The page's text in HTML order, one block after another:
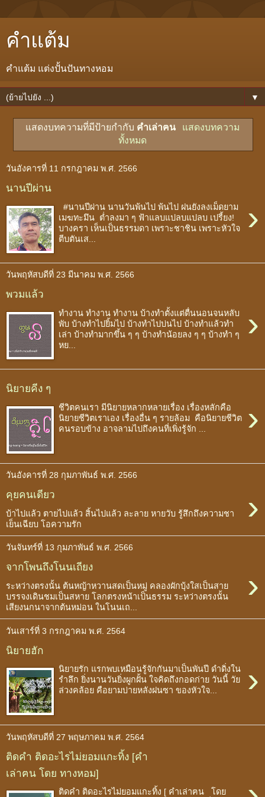
คำแต้ม
คำแต้ม แต่งปั้นปันทางหอม
▼
แสดงบทความที่มีป้ายกำกับ คำเล่าฅน
แสดงบทความ
ทั้งหมด
วันอังคารที่ 11 กรกฎาคม พ.ศ. 2566
นานปีผ่าน
›
#นานปีผ่าน นานวันพ้นไป พ้นไป ฝนยังลงเม็ดยาม
เมฆทะมึน ต่ำลงมา ๆ ฟ้าแลบแปลบแปลบ เปรี้ยง!
บางครา เห็นเป็นธรรมดา เพราะชาชิน เพราะหัวใจ
ตีบตันเส...
วันพฤหัสบดีที่ 23 มีนาคม พ.ศ. 2566
พวมแล้ว
›
ทำงาน ทำงาน ทำงาน บ้างทำตั้งแต่ตื่นนอนจนหลับ
พับ บ้างทำไปยิ้มไป บ้างทำไปบ่นไป บ้างทำแล้วทำ
เล่า บ้างทำมากขึ้น ๆ ๆ บ้างทำน้อยลง ๆ ๆ บ้างทำ ๆ
หย...
นิยายคีง ๆ
›
ชีวิตคนเรา มีนิยายหลากหลายเรื่อง เรื่องหลักคือ
นิยายชีวิตเราเอง เรื่องอื่น ๆ รายล้อม คือนิยายชีวิต
คนรอบข้าง อาจลามไปถึงคนที่เพิ่งรู้จัก ...
วันอังคารที่ 28 กุมภาพันธ์ พ.ศ. 2566
คุยคนเดียว ›
บ้าไปแล้ว ตายไปแล้ว สิ้นไปแล้ว ละลาย หายวับ รู้สึกถึงความชา
เย็นเฉียบ โอความรัก
วันจันทร์ที่ 13 กุมภาพันธ์ พ.ศ. 2566
จากโพนถึงโนนเถียง ›
ระหว่างตรงนั้น ต้นหญ้าหวานสดเป็นหมู่ คลองผักบุ้งใสเป็นสาย
บรรจงเดินชมเป็นสหาย โลกตรงหน้าเป็นธรรม ระหว่างตรงนั้น
เสียงนกนาจากต้นหม่อน ในโนนเถ...
วันเสาร์ที่ 3 กรกฎาคม พ.ศ. 2564
นิยายฮัก
›
นิยายรัก แรกพบเหมือนรู้จักกันมาเป็นพันปี ดำดิ่งใน
รำลึก ยิ่งนานวันยิ่งผูกฝั้น ใจคิดถึงกอดก่าย วันนี้ วัย
ล่วงคล้อย คือยามบ่ายหลังฝนซา ของหัวใจ...
วันพฤหัสบดีที่ 27 พฤษภาคม พ.ศ. 2564
ติดคำ ติดอะไรไม่ยอมแกะทิ้ง [คำ
เล่าฅน โดย ทางหอม]
ติดคำ ติดอะไรไม่ยอมแกะทิ้ง [ คำเล่าฅน โดย